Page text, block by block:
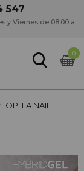
547
y Viernes de 08:00 a
0
OPI LA NAIL